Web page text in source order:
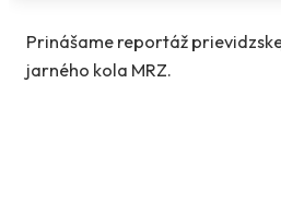
Prinášame reportáž
jarného kola MRZ.